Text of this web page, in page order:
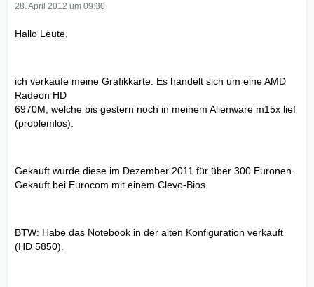
28. April 2012 um 09:30
Hallo Leute,
ich verkaufe meine Grafikkarte. Es handelt sich um eine AMD
Radeon HD
6970M, welche bis gestern noch in meinem Alienware m15x lief
(problemlos).
Gekauft wurde diese im Dezember 2011 für über 300 Euronen.
Gekauft bei Eurocom mit einem Clevo-Bios.
BTW: Habe das Notebook in der alten Konfiguration verkauft
(HD 5850).